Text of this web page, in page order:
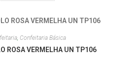
, Confeitaria Básica
ROSA VERMELHA UN TP106